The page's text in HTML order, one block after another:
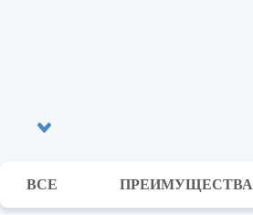
ВСЕ ПРЕИМУЩЕСТВА